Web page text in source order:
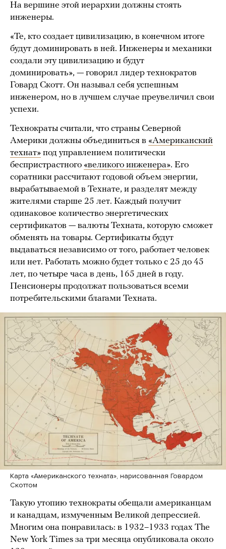
На вершине этой иерархии должны стоять
инженеры.
«Те, кто создает цивилизацию, в конечном итоге
будут доминировать в ней. Инженеры и механики
создали эту цивилизацию и будут
доминировать», — говорил лидер технократов
Говард Скотт. Он называл себя успешным
инженером, но в лучшем случае преувеличил свои
успехи.
Технократы считали, что страны Северной
Америки должны объединиться в «Американский
технат» под управлением политически
беспристрастного «великого инженера». Его
соратники рассчитают годовой объем энергии,
вырабатываемой в Технате, и разделят между
жителями старше 25 лет. Каждый получит
одинаковое количество энергетических
сертификатов — валюты Техната, которую сможет
обменять на товары. Сертификаты будут
выдаваться независимо от того, работает человек
или нет. Работать можно будет только с 25 до 45
лет, по четыре часа в день, 165 дней в году.
Пенсионеры продолжат пользоваться всеми
потребительскими благами Техната.
Карта «Американского техната», нарисованная Говардом
Скоттом
Такую утопию технократы обещали американцам
и канадцам, измученным Великой депрессией.
Многим она понравилась: в 1932–1933 годах The
New York Times за три месяца опубликовала около